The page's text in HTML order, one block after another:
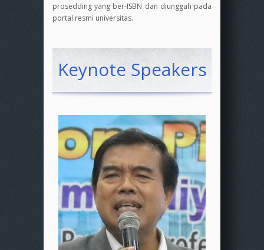
prosedding yang ber-ISBN dan diunggah pada
portal resmi universitas.
Keynote Speakers